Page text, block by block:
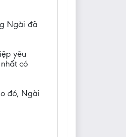
Ngài đã
yêu
có
đó, Ngài